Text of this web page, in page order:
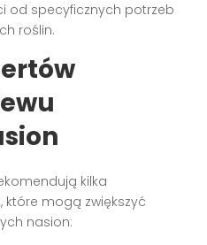
od specyficznych potrzeb
roślin.
kilka
które mogą zwiększyć
nasion: